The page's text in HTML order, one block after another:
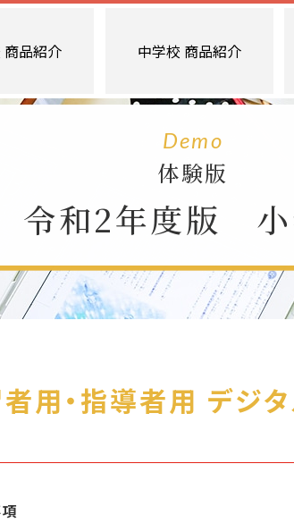
商品紹介 中学校 商品紹介
Demo
体験版
令和2年度版 小
者用・指導者用 デジ